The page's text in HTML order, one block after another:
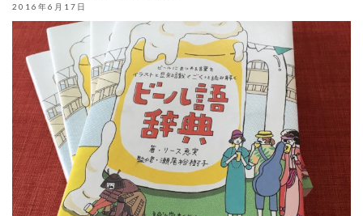
2016年6月17日